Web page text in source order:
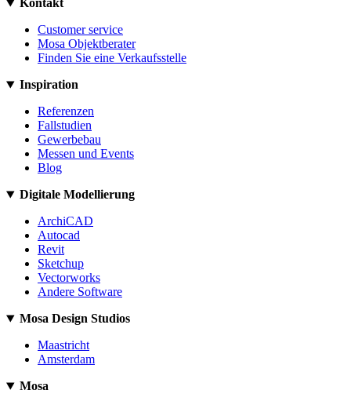
Kontakt
Customer service
Mosa Objektberater
Finden Sie eine Verkaufsstelle
Inspiration
Referenzen
Fallstudien
Gewerbebau
Messen und Events
Blog
Digitale Modellierung
ArchiCAD
Autocad
Revit
Sketchup
Vectorworks
Andere Software
Mosa Design Studios
Maastricht
Amsterdam
Mosa